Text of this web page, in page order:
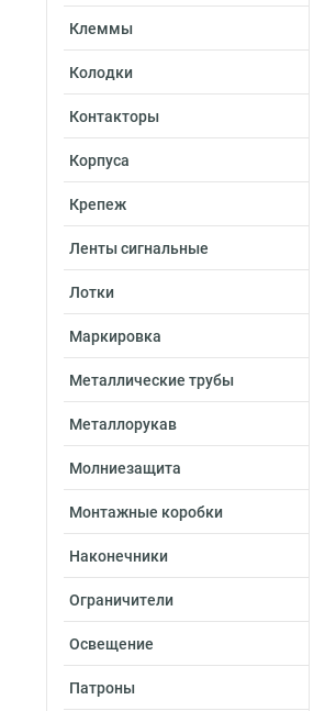
Клеммы
Колодки
Контакторы
Корпуса
Крепеж
Ленты сигнальные
Лотки
Маркировка
Металлические трубы
Металлорукав
Молниезащита
Монтажные коробки
Наконечники
Ограничители
Освещение
Патроны